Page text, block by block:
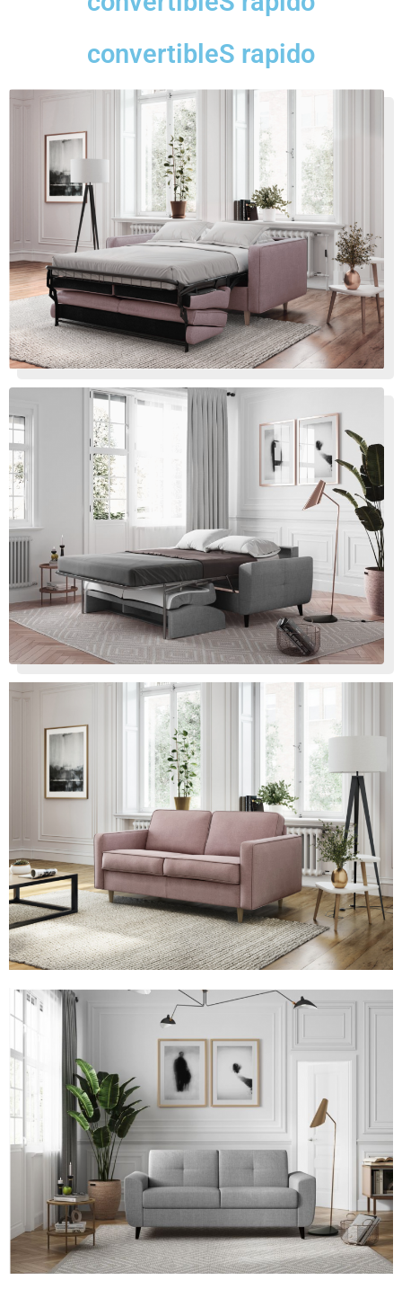
convertibleS rapido